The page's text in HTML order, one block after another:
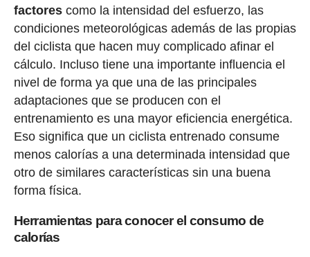
factorescomo la intensidad del esfuerzo, las
condiciones meteorológicas además de las propias
del ciclista que hacen muy complicado afinar el
cálculo. Incluso tiene una importante influencia el
nivel de forma ya que una de las principales
adaptaciones que se producen con el
entrenamiento es una mayor eficiencia energética.
Eso significa que un ciclista entrenado consume
menos calorías a una determinada intensidad que
otro de similares características sin una buena
forma física.
Herramientas para conocer el consumo de
calorías